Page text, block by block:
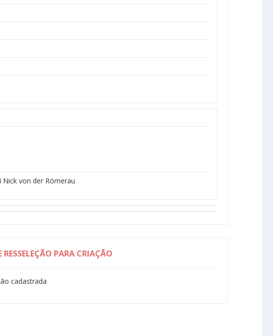
von der Römerau
RESSELEÇÃO PARA CRIAÇÃO
cadastrada